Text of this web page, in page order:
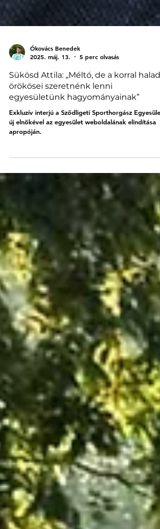
Ókovács Benedek
2025. máj. 13.
5 perc olvasás
Sükösd Attila: „Méltó, de a korral
örökösei szeretnénk lenni
egyesületünk hagyományainak”
Exkluzív interjú a Sződligeti Sporthorgász Egyesület